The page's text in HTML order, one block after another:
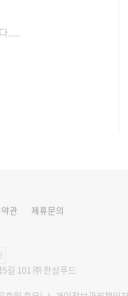
.....
관 제휴문의
길 101 ㈜ 한상푸드